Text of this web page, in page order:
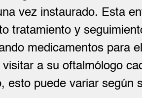
vez instaurado. Esta
tratamiento y
medicamentos para
a su oftalmólogo
esto puede variar según